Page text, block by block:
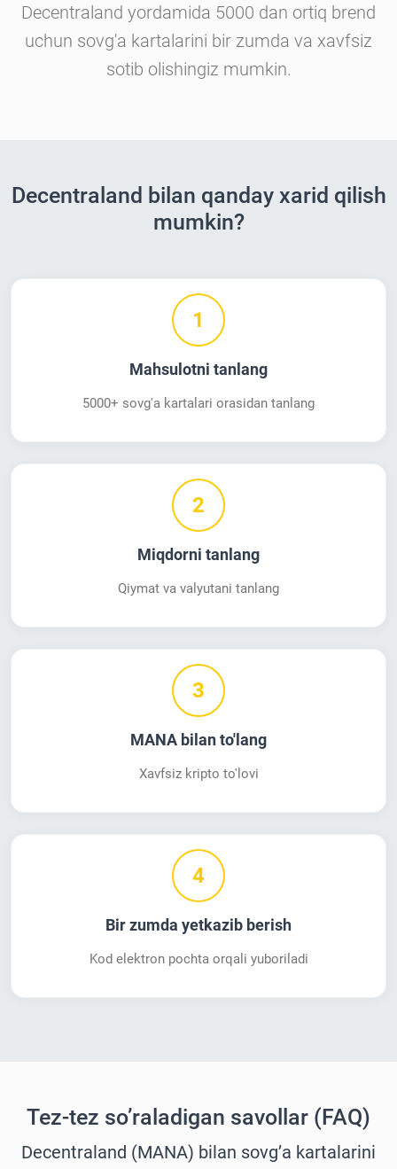
Decentraland yordamida 5000 dan ortiq brend
uchun sovg'a kartalarini bir zumda va xavfsiz
sotib olishingiz mumkin.
Decentraland bilan qanday xarid qilish
mumkin?
1
Mahsulotni tanlang
5000+ sovg'a kartalari orasidan tanlang
2
Miqdorni tanlang
Qiymat va valyutani tanlang
3
MANA bilan to'lang
Xavfsiz kripto to'lovi
4
Bir zumda yetkazib berish
Kod elektron pochta orqali yuboriladi
Tez-tez so’raladigan savollar (FAQ)
Decentraland (MANA) bilan sovg’a kartalarini